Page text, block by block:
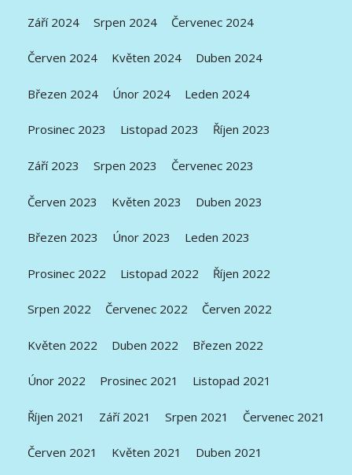
Září 2024 Srpen 2024 Červenec 2024
Červen 2024 Květen 2024 Duben 2024
Březen 2024 Únor 2024 Leden 2024
Prosinec 2023 Listopad 2023 Říjen 2023
Září 2023 Srpen 2023 Červenec 2023
Červen 2023 Květen 2023 Duben 2023
Březen 2023 Únor 2023 Leden 2023
Prosinec 2022 Listopad 2022 Říjen 2022
Srpen 2022 Červenec 2022 Červen 2022
Květen 2022 Duben 2022 Březen 2022
Únor 2022 Prosinec 2021 Listopad 2021
Říjen 2021 Září 2021 Srpen 2021 Červenec 2021
Červen 2021 Květen 2021 Duben 2021